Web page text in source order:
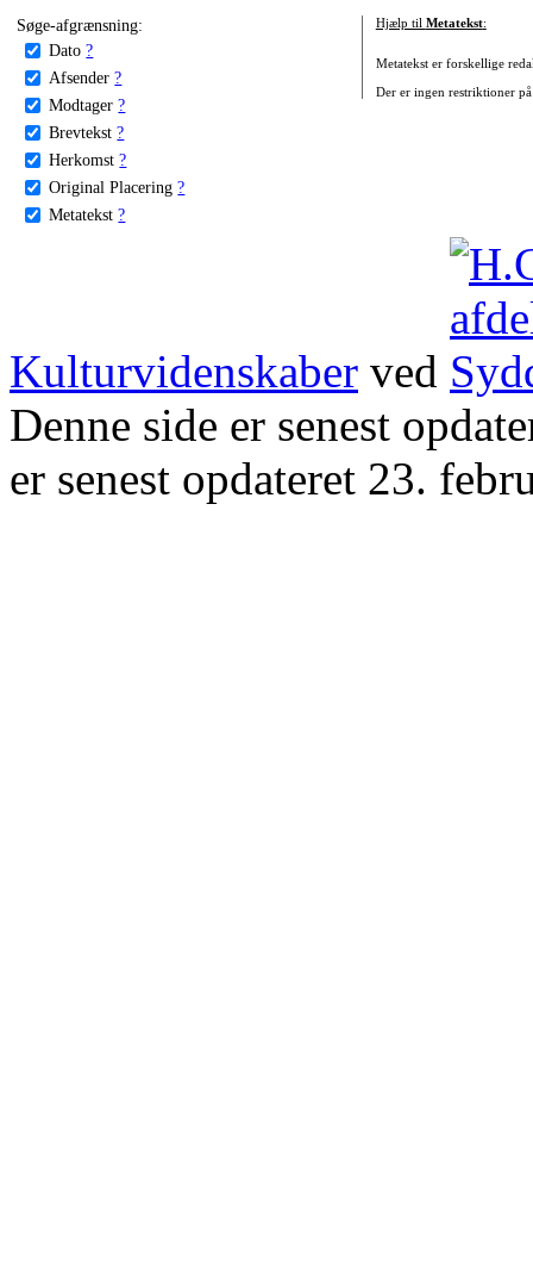
Søge-afgrænsning:
Dato ?
Afsender ?
Modtager ?
Brevtekst ?
Herkomst ?
Original Placering ?
Metatekst ?
Hjælp til Metatekst:
Metatekst er forskellige
Der er ingen restriktioner
Kulturvidenskaber ved
Denne side er senest
er senest opdateret 23.